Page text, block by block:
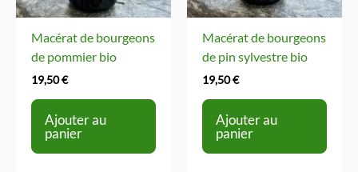
Macérat de bourgeons
de pommier bio
19,50€
Ajouter au
panier
Macérat de bourgeons
de pin sylvestre bio
19,50€
Ajouter au
panier